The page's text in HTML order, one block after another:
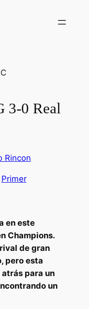
3-0 Real
Rincon
Primer
en este
Champions.
de gran
pero esta
para un
un